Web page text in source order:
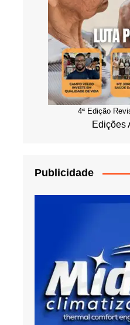
4ª Edição
Edições
Publicidade